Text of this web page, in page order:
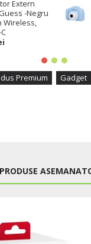
Extern
-Negru
Wireless,
Premium Gadget
PRODUSE